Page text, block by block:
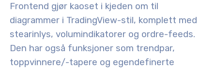
Frontend gjør kaoset i kjeden om til
diagrammer i TradingView-stil, komplett med
stearinlys, volumindikatorer og ordre-feeds.
Den har også funksjoner som trendpar,
toppvinnere/-tapere og egendefinerte